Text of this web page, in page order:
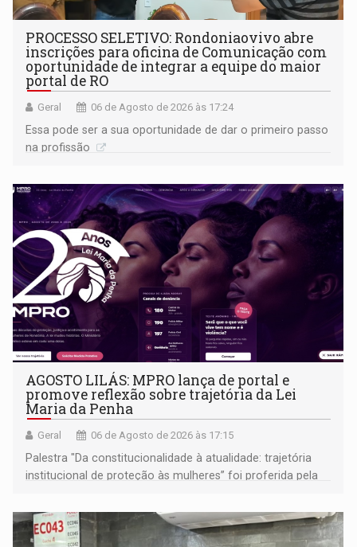
PROCESSO SELETIVO: Rondoniaovivo abre
inscrições para oficina de Comunicação com
oportunidade de integrar a equipe do maior
portal de RO
Geral 06 de Agosto de 2026 às 17:24
Essa pode ser a sua oportunidade de dar o primeiro passo
na profissão
AGOSTO LILÁS: MPRO lança de portal e
promove reflexão sobre trajetória da Lei
Maria da Penha
Geral 06 de Agosto de 2026 às 17:15
Palestra "Da constitucionalidade à atualidade: trajetória
institucional de proteção às mulheres” foi proferida pela
Goiás